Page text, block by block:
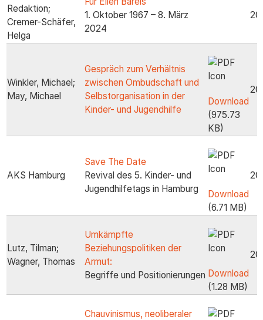
Redaktion;
Cremer-Schäfer,
Helga
1. Oktober 1967 – 8. März
2024
Winkler, Michael;
May, Michael
Gespräch zum Verhältnis
zwischen Ombudschaft und
Selbstorganisation in der
Kinder- und Jugendhilfe
Download
(975.73
KB)
AKS Hamburg
Save The Date
Revival des 5. Kinder- und
Jugendhilfetags in Hamburg
Download
(6.71 MB)
Lutz, Tilman;
Wagner, Thomas
Umkämpfte
Beziehungspolitiken der
Armut:
Begriffe und Positionierungen Download
(1.28 MB)
Chauvinismus, neoliberaler